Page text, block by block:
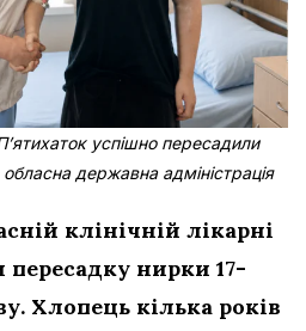
успішно пересадили
державна адміністрація
клінічній лікарні
нирки 17-
Хлопець кілька років